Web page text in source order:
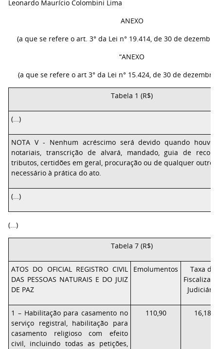
Leonardo Maurício Colombini Lima
ANEXO
(a que se refere o art. 3° da Lei n° 19.414, de 30 de
“ANEXO
(a que se refere o art 3° da Lei n° 15.424, de 30 de dezembro
Tabela 1 (R$)
(...)
NOTA V - Nenhum acréscimo será devido quando
notariais, transcrição de alvará, mandado, guia de
tributos, certidões em geral, procuração ou de qualquer outro
necessário à prática do ato.
(...)
(...)
Tabela 7 (R$)
ATOS DO OFICIAL REGISTRO CIVIL
DAS PESSOAS NATURAIS E DO JUIZ
DE PAZ
Emolumentos Taxa de
Judiciária
1 – Habilitação para casamento no
serviço registral, habilitação para
casamento religiosocom efeito
civil, incluindo todas as petições,
1 10,90 16,18